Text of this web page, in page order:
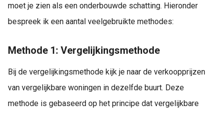
moet je zien als een onderbouwde schatting. Hieronder
bespreek ik een aantal veelgebruikte methodes:
Methode 1: Vergelijkingsmethode
Bij de vergelijkingsmethode kijk je naar de verkoopprijzen
van vergelijkbare woningen in dezelfde buurt. Deze
methode is gebaseerd op het principe dat vergelijkbare